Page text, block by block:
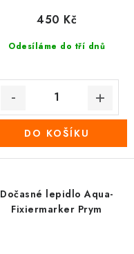
Odesíláme do tří dnů
450 Kč
DO KOŠÍKU
Dočasné lepidlo Aqua-
Fixiermarker Prym